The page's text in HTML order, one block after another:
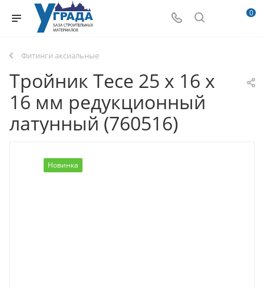
0
Фитинги аксиальные
Тройник Tece 25 х 16 х
16 мм редукционный
латунный (760516)
Новинка